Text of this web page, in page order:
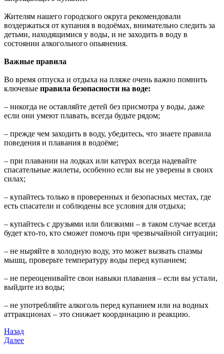
Жителям нашего городского округа рекомендовали
воздержаться от купания в водоёмах, внимательно следить за
детьми, находящимися у воды, и не заходить в воду в
состоянии алкогольного опьянения.
Важные правила
Во время отпуска и отдыха на пляже очень важно помнить
ключевые правила безопасности на воде:
– никогда не оставляйте детей без присмотра у воды, даже
если они умеют плавать, всегда будьте рядом;
– прежде чем заходить в воду, убедитесь, что знаете правила
поведения и плавания в водоёме;
– при плавании на лодках или катерах всегда надевайте
спасательные жилеты, особенно если вы не уверены в своих
силах;
– купайтесь только в проверенных и безопасных местах, где
есть спасатели и соблюдены все условия для отдыха;
– купайтесь с друзьями или близкими – в таком случае всегда
будет кто-то, кто сможет помочь при чрезвычайной ситуации;
– не ныряйте в холодную воду, это может вызвать спазмы
мышц, проверьте температуру воды перед купанием;
– не переоценивайте свои навыки плавания – если вы устали,
выйдите из воды;
– не употребляйте алкоголь перед купанием или на водных
аттракционах – это снижает координацию и реакцию.
Назад
Далее